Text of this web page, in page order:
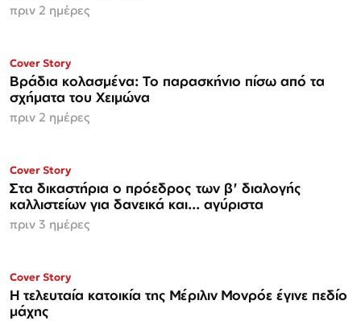
πριν 2 ημέρες
Cover Story
Βράδια κολασμένα: Το παρασκήνιο πίσω από τα
σχήματα του Χειμώνα
πριν 2 ημέρες
Cover Story
Στα δικαστήρια ο πρόεδρος των β' διαλογής
καλλιστείων για δανεικά και... αγύριστα
πριν 3 ημέρες
Cover Story
Η τελευταία κατοικία της Μέριλιν Μονρόε έγινε πεδίο
μάχης